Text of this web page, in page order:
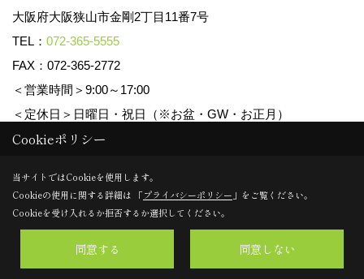
大阪府大阪狭山市金剛2丁目11番7号
TEL： 072-365-5555
FAX：072-365-2772
＜営業時間＞9:00～17:00
＜定休日＞日曜日・祝日（※お盆・GW・お正月）
Copyright (c) マルゼンコーポレーション. All Rights Reserved.
Produced byゴデスクリエイト
Cookieポリシー
当サイトではCookieを使用します。
Cookieの使用に関する詳細は 「プライバシーポリシー 」をご覧ください。
Cookieを受け入れるか拒否するか選択してください。
同意する 同意しない